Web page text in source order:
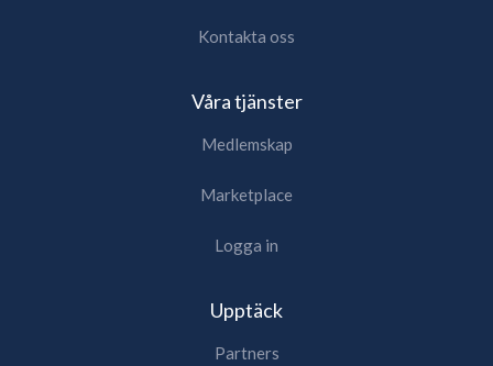
Kontakta oss
Våra tjänster
Medlemskap
Marketplace
Logga in
Upptäck
Partners